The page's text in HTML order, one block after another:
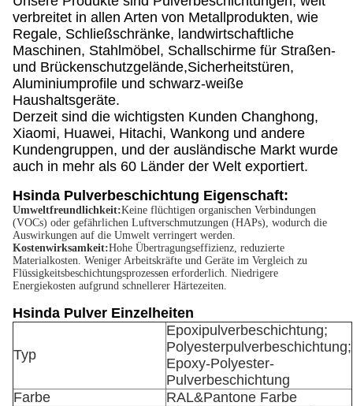
verbreitet in allen Arten von Metallprodukten, wie
Regale, Schließschränke, landwirtschaftliche
Maschinen, Stahlmöbel, Schallschirme für Straßen-
und Brückenschutzgelände,Sicherheitstüren,
Aluminiumprofile und schwarz-weiße
Haushaltsgeräte.
Derzeit sind die wichtigsten Kunden Changhong,
Xiaomi, Huawei, Hitachi, Wankong und andere
Kundengruppen, und der ausländische Markt wurde
auch in mehr als 60 Länder der Welt exportiert.
Hsinda Pulverbeschichtung Eigenschaft:
Umweltfreundlichkeit:Keine flüchtigen organischen Verbindungen
(VOCs) oder gefährlichen Luftverschmutzungen (HAPs), wodurch die
Auswirkungen auf die Umwelt verringert werden.
Kostenwirksamkeit:Hohe Übertragungseffizienz, reduzierte
Materialkosten. Weniger Arbeitskräfte und Geräte im Vergleich zu
Flüssigkeitsbeschichtungsprozessen erforderlich. Niedrigere
Energiekosten aufgrund schnellerer Härtezeiten.
Hsinda Pulver Einzelheiten
Typ
Epoxipulverbeschichtung;
Polyesterpulverbeschichtung;
Epoxy-Polyester-
Pulverbeschichtung
Farbe
RAL&Pantone Farbe